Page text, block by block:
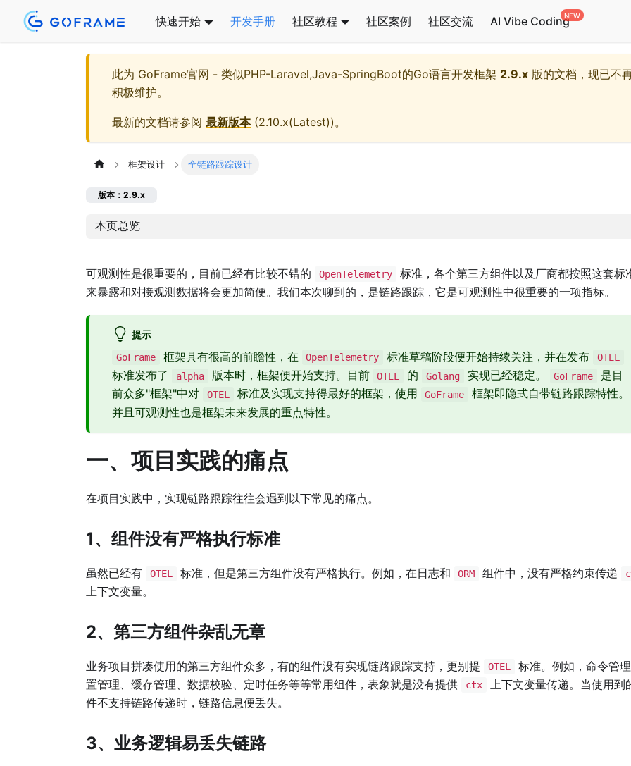
快速开始 开发手册 社区教程 社区案例 社区交流 AI Vibe Coding
此为 GoFrame官网 - 类似PHP-Laravel,Java-SpringBoot的Go语言开发框架 2.9.x 版的文档，现已不
积极维护。
最新的文档请参阅 最新版本(2.10.x(Latest))。
框架设计 全链路跟踪设计
版本：2.9.x
本页总览
可观测性是很重要的，目前已经有比较不错的 OpenTelemetry
标准，各个第三方组件以及厂商都按照这套标
来暴露和对接观测数据将会更加简便。我们本次聊到的，是链路跟踪，它是可观测性中很重要的一项指标。
提示
GoFrame 框架具有很高的前瞻性，在 OpenTelemetry 标准草稿阶段便开始持续关注，并在发布 OTEL
标准发布了 alpha 版本时，框架便开始支持。目前 OTEL 的 Golang 实现已经稳定。 GoFrame
是目
前众多"框架"中对
OTEL 标准及实现支持得最好的框架，使用 GoFrame
框架即隐式自带链路跟踪特性。
并且可观测性也是框架未来发展的重点特性。
一、项目实践的痛点
在项目实践中，实现链路跟踪往往会遇到以下常见的痛点。
1、组件没有严格执行标准
虽然已经有 OTEL 标准，但是第三方组件没有严格执行。例如，在日志和 ORM 组件中，没有严格约束传递
上下文变量。
2、第三方组件杂乱无章
业务项目拼凑使用的第三方组件众多，有的组件没有实现链路跟踪支持，更别提 OTEL
标准。例如，命令管
置管理、缓存管理、数据校验、定时任务等等常用组件，表象就是没有提供
ctx
上下文变量传递。当使用到
件不支持链路传递时，链路信息便丢失。
3、业务逻辑易丢失链路